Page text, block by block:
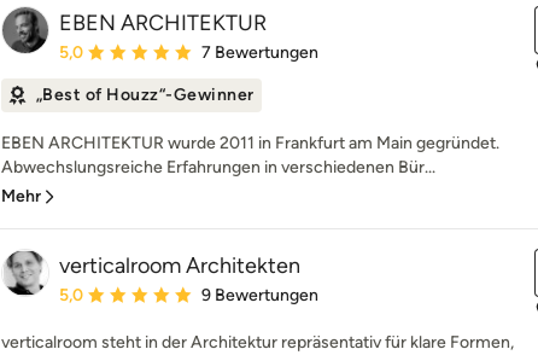
EBEN ARCHITEKTUR
Durchschnittliche Bewertung: 5 von 5 Sternen
5,0 7 Bewertungen
„Best of Houzz“-Gewinner
EBEN ARCHITEKTUR wurde 2011 in Frankfurt am Main gegründet.
Abwechslungsreiche Erfahrungen in verschiedenen Bür...
Mehr
verticalroom Architekten
Durchschnittliche Bewertung: 5 von 5 Sternen
5,0 9 Bewertungen
verticalroom steht in der Architektur repräsentativ für klare Formen,